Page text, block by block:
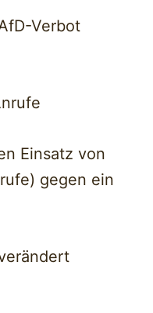
Verbot
Einsatz von
gegen ein